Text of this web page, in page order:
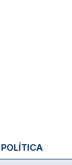
POLÍTICA